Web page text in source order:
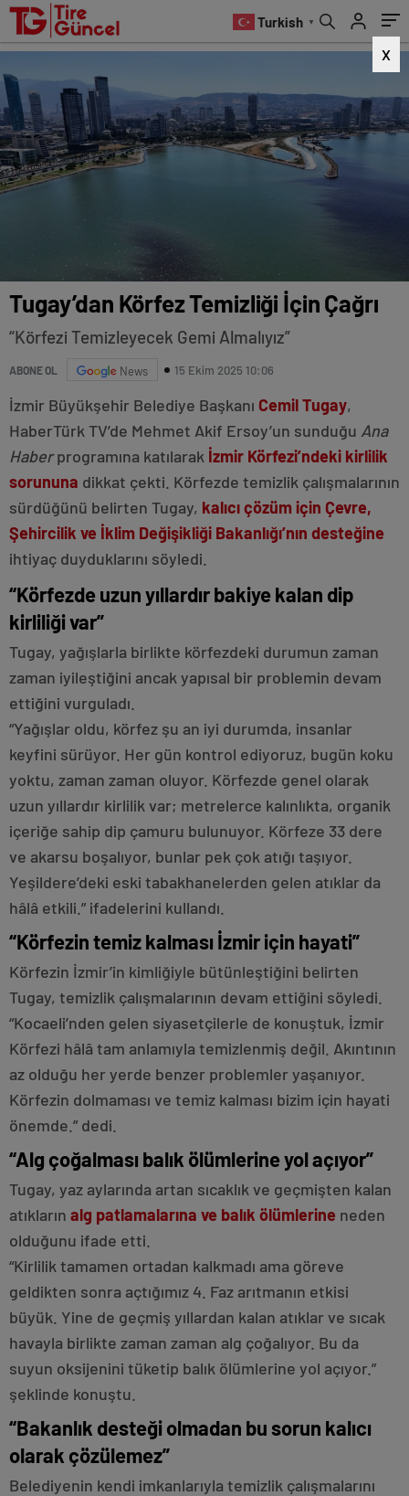
Turkish ▼
X
Tugay’dan Körfez Temizliği İçin Çağrı
“Körfezi Temizleyecek Gemi Almalıyız”
ABONE OL News 15 Ekim 2025 10:06
İzmir Büyükşehir Belediye Başkanı Cemil Tugay,
HaberTürk TV’de Mehmet Akif Ersoy’un sunduğu Ana
Haberprogramına katılarak İzmir Körfezi’ndeki kirlilik
sorununa dikkat çekti. Körfezde temizlik çalışmalarının
sürdüğünü belirten Tugay, kalıcı çözüm için Çevre,
Şehircilik ve İklim Değişikliği Bakanlığı’nın desteğine
ihtiyaç duyduklarını söyledi.
“Körfezde uzun yıllardır bakiye kalan dip
kirliliği var”
Tugay, yağışlarla birlikte körfezdeki durumun zaman
zaman iyileştiğini ancak yapısal bir problemin devam
ettiğini vurguladı.
“Yağışlar oldu, körfez şu an iyi durumda, insanlar
keyfini sürüyor. Her gün kontrol ediyoruz, bugün koku
yoktu, zaman zaman oluyor. Körfezde genel olarak
uzun yıllardır kirlilik var; metrelerce kalınlıkta, organik
içeriğe sahip dip çamuru bulunuyor. Körfeze 33 dere
ve akarsu boşalıyor, bunlar pek çok atığı taşıyor.
Yeşildere’deki eski tabakhanelerden gelen atıklar da
hâlâ etkili.” ifadelerini kullandı.
“Körfezin temiz kalması İzmir için hayati”
Körfezin İzmir’in kimliğiyle bütünleştiğini belirten
Tugay, temizlik çalışmalarının devam ettiğini söyledi.
“Kocaeli’nden gelen siyasetçilerle de konuştuk, İzmir
Körfezi hâlâ tam anlamıyla temizlenmiş değil. Akıntının
az olduğu her yerde benzer problemler yaşanıyor.
Körfezin dolmaması ve temiz kalması bizim için hayati
önemde.” dedi.
“Alg çoğalması balık ölümlerine yol açıyor”
Tugay, yaz aylarında artan sıcaklık ve geçmişten kalan
atıkların alg patlamalarına ve balık ölümlerine neden
olduğunu ifade etti.
“Kirlilik tamamen ortadan kalkmadı ama göreve
geldikten sonra açtığımız 4. Faz arıtmanın etkisi
büyük. Yine de geçmiş yıllardan kalan atıklar ve sıcak
havayla birlikte zaman zaman alg çoğalıyor. Bu da
suyun oksijenini tüketip balık ölümlerine yol açıyor.”
şeklinde konuştu.
“Bakanlık desteği olmadan bu sorun kalıcı
olarak çözülemez”
Belediyenin kendi imkanlarıyla temizlik çalışmalarını